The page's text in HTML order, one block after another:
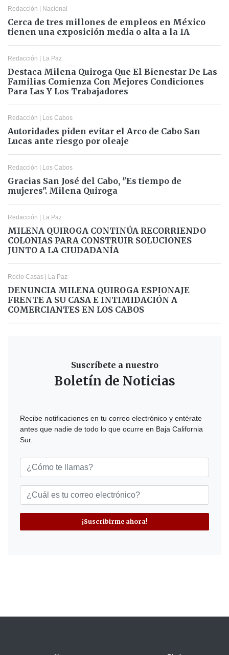
Redacción | Nacional
Cerca de tres millones de empleos en México
tienen una exposición media o alta a la IA
Redacción | La Paz
Destaca Milena Quiroga Que El Bienestar De Las
Familias Comienza Con Mejores Condiciones
Para Las Y Los Trabajadores
Redacción | Los Cabos
Autoridades piden evitar el Arco de Cabo San
Lucas ante riesgo por oleaje
Redacción | Los Cabos
Gracias San José del Cabo, "Es tiempo de
mujeres". Milena Quiroga
Redacción | La Paz
MILENA QUIROGA CONTINÚA RECORRIENDO
COLONIAS PARA CONSTRUIR SOLUCIONES
JUNTO A LA CIUDADANÍA
Rocio Casas | La Paz
DENUNCIA MILENA QUIROGA ESPIONAJE
FRENTE A SU CASA E INTIMIDACIÓN A
COMERCIANTES EN LOS CABOS
Suscríbete a nuestro
Boletín de Noticias
Recibe notificaciones en tu correo electrónico y entérate
antes que nadie de todo lo que ocurre en Baja California
Sur.
¡Suscribirme ahora!